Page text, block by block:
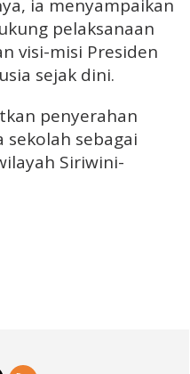
ia menyampaikan
pelaksanaan
visi-misi Presiden
sejak dini.
penyerahan
sekolah sebagai
Siriwini-